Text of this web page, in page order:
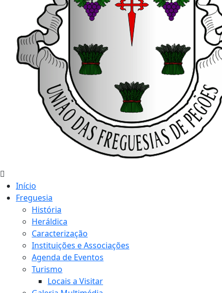
Início
Freguesia
História
Heráldica
Caracterização
Instituições e Associações
Agenda de Eventos
Turismo
Locais a Visitar